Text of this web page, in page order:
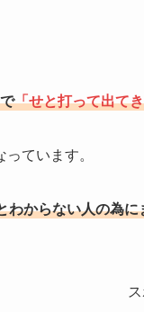
「せと打って出て
ています。
わからない人の為に